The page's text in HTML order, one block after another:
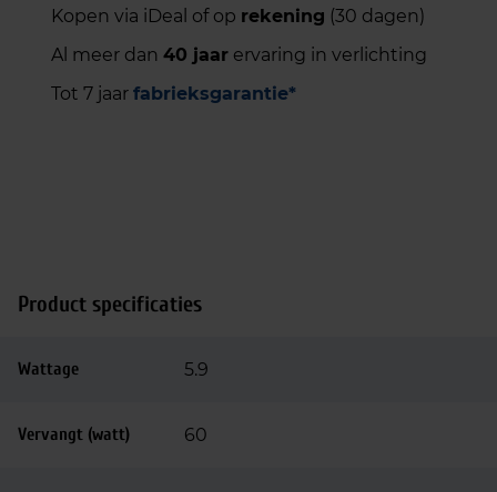
Kopen via iDeal of op rekening (30 dagen)
Al meer dan 40 jaar ervaring in verlichting
Tot 7 jaar fabrieksgarantie*
Product specificaties
Wattage 5.9
Vervangt (watt) 60